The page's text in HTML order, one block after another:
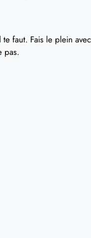
te faut. Fais le plein avec
pas.